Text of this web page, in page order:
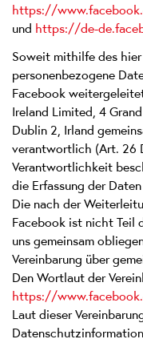
https://
und https://de-
Soweit mithilfe des
personenbezogene
Facebook
Ireland Limited, 4
Dublin 2, Irland
verantwortlich (Art. 26
Verantwortlichkeit
die Erfassung der
Die nach der
Facebook ist nicht Teil
uns gemeinsam
Vereinbarung über
Den Wortlaut der
https://
Laut dieser